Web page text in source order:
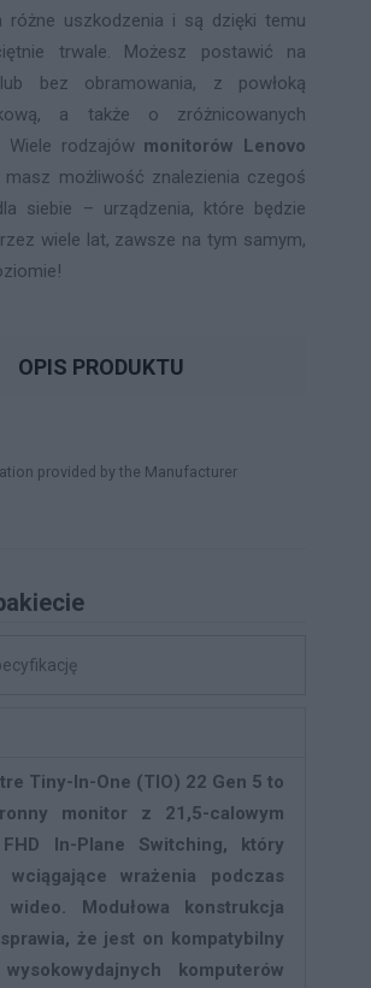
różne uszkodzenia i są dzięki temu
trwale. Możesz postawić na
bez obramowania, z powłoką
a także o zróżnicowanych
Wiele rodzajów monitorów Lenovo
masz możliwość znalezienia czegoś
siebie – urządzenia, które będzie
wiele lat, zawsze na tym samym,
OPIS PRODUKTU
provided by the Manufacturer
Tiny-In-One (TIO) 22 Gen 5 to
monitor z 21,5-calowym
In-Plane Switching, który
wciągające wrażenia podczas
wideo. Modułowa konstrukcja
że jest on kompatybilny
komputerów